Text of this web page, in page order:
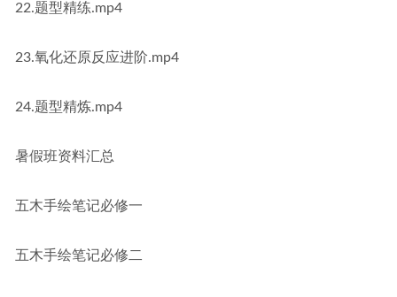
22.题型精练.mp4
23.氧化还原反应进阶.mp4
24.题型精炼.mp4
暑假班资料汇总
五木手绘笔记必修一
五木手绘笔记必修二